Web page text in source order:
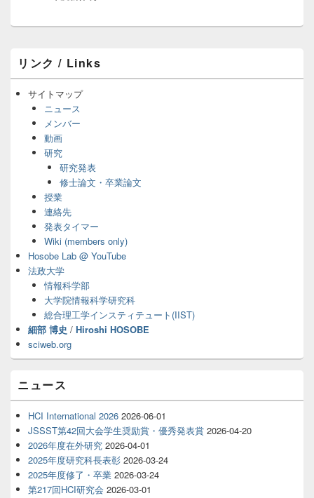
シ
稿:
ン
サ
ア
リンク / Links
サイトマップ
ニュース
メンバー
動画
研究
研究発表
修士論文・卒業論文
授業
連絡先
発表タイマー
Wiki (members only)
Hosobe Lab @ YouTube
法政大学
情報科学部
大学院情報科学研究科
総合理工学インスティテュート(IIST)
細部 博史 / Hiroshi HOSOBE
sciweb.org
ニュース
HCI International 2026 2026-06-01
JSSST第42回大会学生奨励賞・優秀発表賞 2026-04-20
2026年度在外研究 2026-04-01
2025年度研究科長表彰 2026-03-24
2025年度修了・卒業 2026-03-24
第217回HCI研究会 2026-03-01